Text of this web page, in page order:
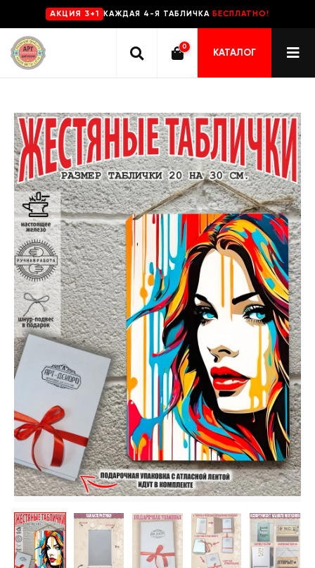
AKЦИЯ 3+1 КАЖДАЯ 4-Я ТАБЛИЧКА БЕСПЛАТНО!
0
КАТАЛОГ